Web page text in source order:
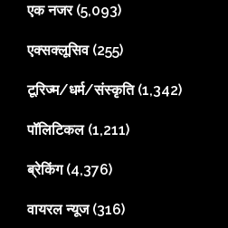
एक नजर(5,093)
एक्सक्लूसिव(255)
टूरिज्म/धर्म/संस्कृति(1,342)
पॉलिटिकल(1,211)
ब्रेकिंग(4,376)
वायरल न्यूज(316)